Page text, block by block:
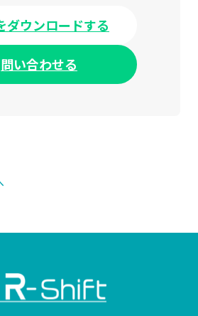
ダウンロードする
問い合わせる